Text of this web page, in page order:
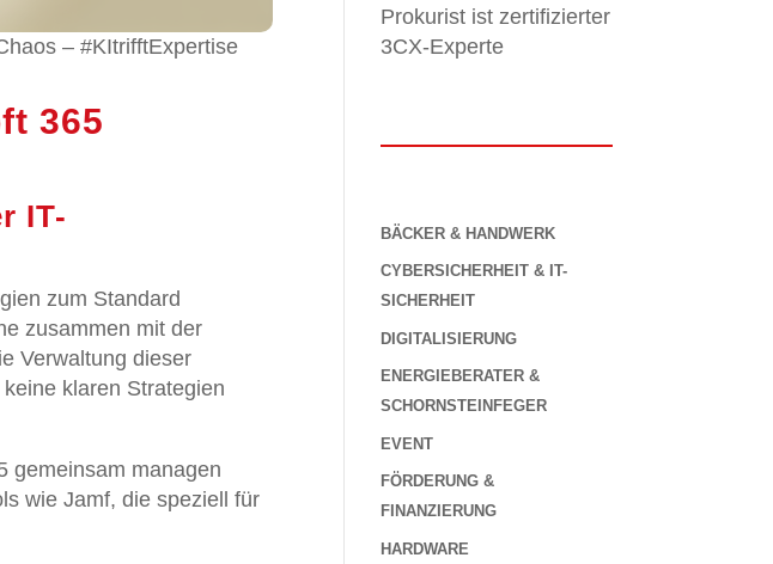
– #KItrifftExpertise
365
IT-
zum Standard
zusammen mit der
Verwaltung dieser
klaren Strategien
gemeinsam managen
wie Jamf, die speziell für
Prokurist ist zertifizierter
3CX-Experte
BÄCKER & HANDWERK
CYBERSICHERHEIT & IT-
SICHERHEIT
DIGITALISIERUNG
ENERGIEBERATER &
SCHORNSTEINFEGER
EVENT
FÖRDERUNG &
FINANZIERUNG
HARDWARE